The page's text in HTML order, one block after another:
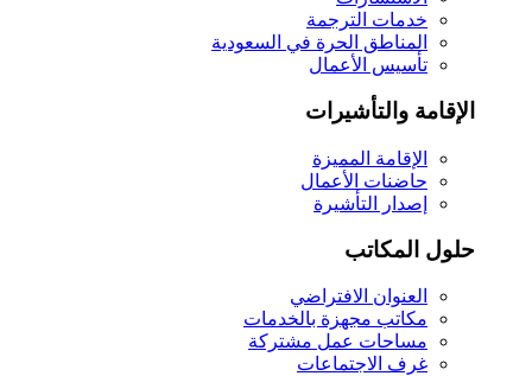
خدمات الترجمة
المناطق الحرة في السعودية
تأسيس الأعمال
الإقامة والتأشيرات
الإقامة المميزة
حاضنات الأعمال
إصدار التأشيرة
حلول المكاتب
العنوان الافتراضي
مكاتب مجهزة بالخدمات
مساحات عمل مشتركة
غرف الاجتماعات